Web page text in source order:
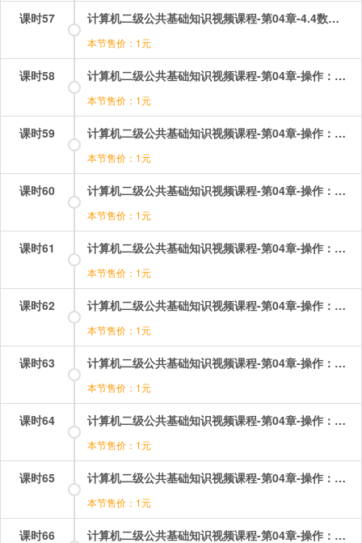
课时57 计算机二级公共基础知识视频课程-第04章-4.4数据库设计与管理.mp4
本节售价：1元
课时58 计算机二级公共基础知识视频课程-第04章-操作：关系代数.mp4
本节售价：1元
课时59 计算机二级公共基础知识视频课程-第04章-操作：数据库系统的基本概念.mp4
本节售价：1元
课时60 计算机二级公共基础知识视频课程-第04章-操作：数据库设计与管理.mp4
本节售价：1元
课时61 计算机二级公共基础知识视频课程-第04章-操作：数据模型.mp4
本节售价：1元
课时62 计算机二级公共基础知识视频课程-第04章-操作：相关考题（1）.mp4
本节售价：1元
课时63 计算机二级公共基础知识视频课程-第04章-操作：相关考题（2）.mp4
本节售价：1元
课时64 计算机二级公共基础知识视频课程-第04章-操作：相关考题（3）.mp4
本节售价：1元
课时65 计算机二级公共基础知识视频课程-第04章-操作：第四章考点综合.mp4
本节售价：1元
课时66 计算机二级公共基础知识视频课程-第04章-操作：考题训练（1）.mp4